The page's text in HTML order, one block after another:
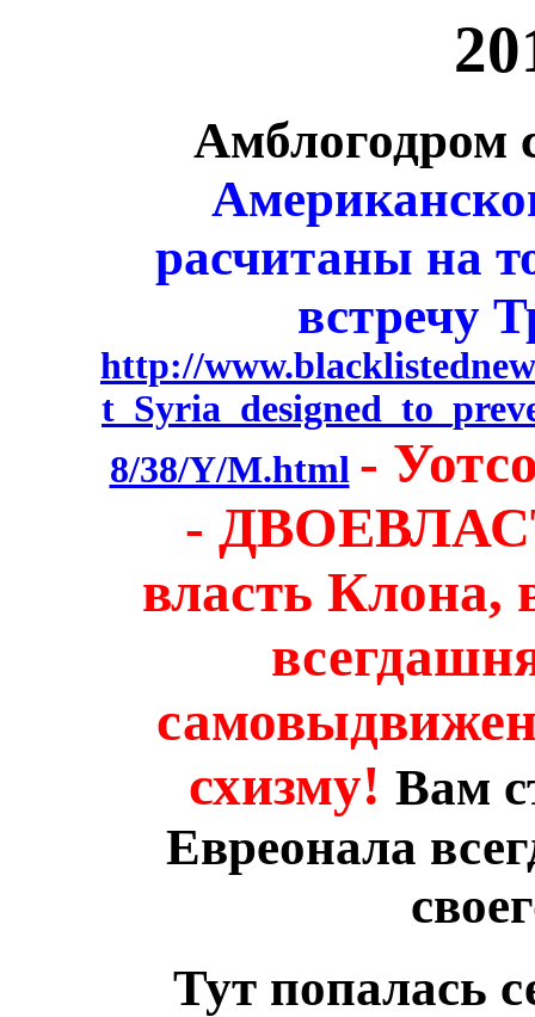
Амблогодром
расчитаны на
встречу
http://
8/38/Y/M.html -
-
власть Клона,
схизму! Вам
Евреонала
Тут попалась